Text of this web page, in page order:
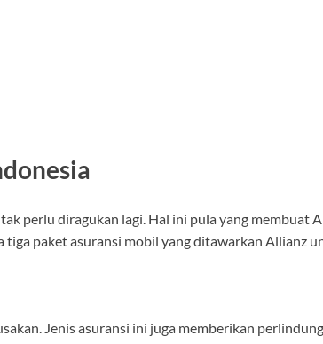
perlu diragukan lagi. Hal ini pula yang membuat
tiga paket asuransi mobil yang ditawarkan Allianz
Jenis asuransi ini juga memberikan